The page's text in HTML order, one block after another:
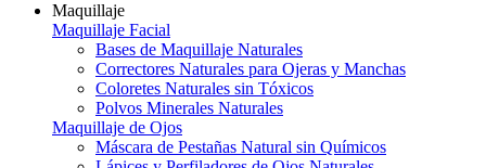
Maquillaje
Maquillaje Facial
Bases de Maquillaje Naturales
Correctores Naturales para Ojeras y Manchas
Coloretes Naturales sin Tóxicos
Polvos Minerales Naturales
Maquillaje de Ojos
Máscara de Pestañas Natural sin Químicos